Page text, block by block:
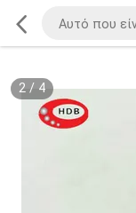
2/ 4